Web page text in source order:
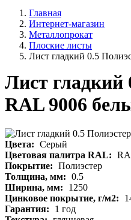
Главная
Интернет-магазин
Металлопрокат
Плоские листы
Лист гладкий 0.5
Лист гладкий
RAL 9006
Цвета: Серый
Цветовая палитра RAL:
Покрытие: Полиэстер
Толщина, мм: 0.5
Ширина, мм:
1250
Цинковое покрытие, г/м2:
Гарантия:
1 год